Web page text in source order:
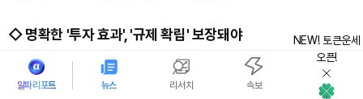
알파리포트 뉴스 리서치 속보
NEW! 토큰운세
오픈!
◇ 명확한 '투자 효과', '규제 확립' 보장돼야
지속적인 거시경제 조정과 FTX 같은 기업의 실패, 불안정한